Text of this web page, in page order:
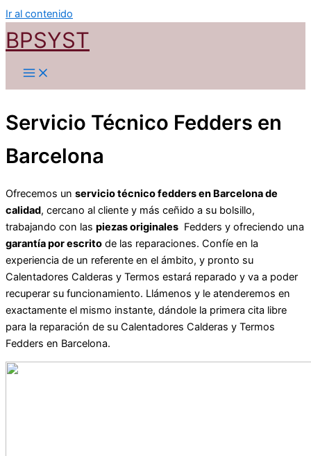
Ir al contenido
BPSYST
Servicio Técnico Fedders en
Barcelona
Ofrecemos un servicio técnico fedders en Barcelona de
calidad, cercano al cliente y más ceñido a su bolsillo,
trabajando con las piezas originales Fedders y ofreciendo una
garantía por escrito de las reparaciones. Confíe en la
experiencia de un referente en el ámbito, y pronto su
Calentadores Calderas y Termos estará reparado y va a poder
recuperar su funcionamiento. Llámenos y le atenderemos en
exactamente el mismo instante, dándole la primera cita libre
para la reparación de su Calentadores Calderas y Termos
Fedders en Barcelona.